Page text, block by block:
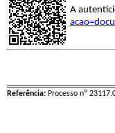
A
Referência: Processo nº